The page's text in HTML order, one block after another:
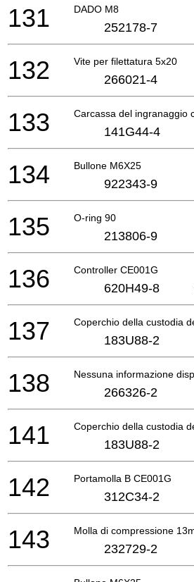
DADO M8
131 252178-7
Vite per filettatura 5x20
132 266021-4
Carcassa del ingranaggio
133 141G44-4
Bullone M6X25
134 922343-9
O-ring 90
135 213806-9
Controller CE001G
136 620H49-8
Coperchio della custodia
137 183U88-2
Nessuna informazione
138 266326-2
Coperchio della custodia
141 183U88-2
Portamolla B CE001G
142 312C34-2
Molla di compressione
143 232729-2